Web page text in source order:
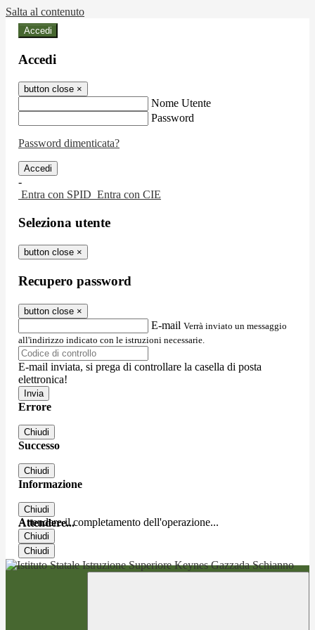
Salta al contenuto
Accedi
Accedi
button close ×
Nome Utente
Password
Password dimenticata?
-
Entra con SPID Entra con CIE
Seleziona utente
button close ×
Recupero password
button close ×
E-mail Verrà inviato un messaggio
all'indirizzo indicato con le istruzioni necessarie.
E-mail inviata, si prega di controllare la casella di posta
elettronica!
Errore
Chiudi
Successo
Chiudi
Informazione
Chiudi
Attendere...
Attendere il completamento dell'operazione...
Chiudi
Chiudi